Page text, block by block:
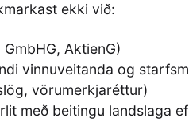
ekki við:
AktienG)
vinnuveitanda og
vörumerkjaréttur)
með beitingu landslaga